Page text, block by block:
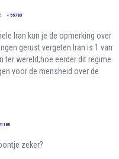
+ 55783
Iran kun je de opmerking over
gerust vergeten.Iran is 1 van
ter wereld,hoe eerder dit regime
voor de mensheid over de
zeker?